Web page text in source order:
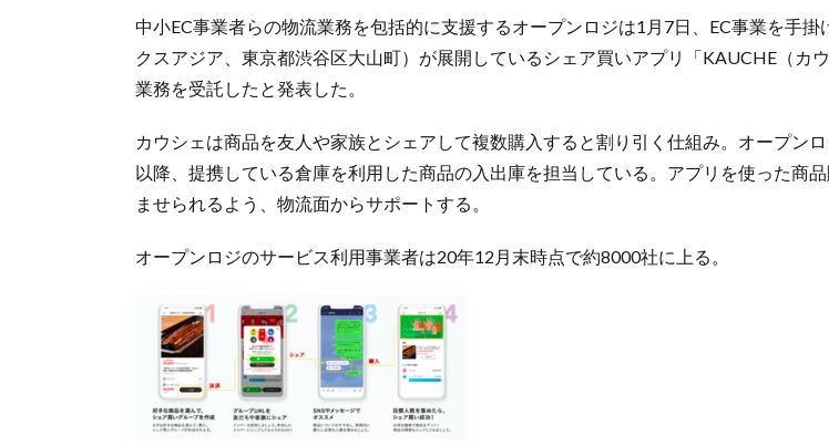
中小EC事業者らの物流業務を包括的に支援するオープンロジは1月7日、EC事業を手掛
クスアジア、東京都渋谷区大山町）が展開しているシェア買いアプリ「KAUCHE（カ
業務を受託したと発表した。
カウシェは商品を友人や家族とシェアして複数購入すると割り引く仕組み。オープン
以降、提携している倉庫を利用した商品の入出庫を担当している。アプリを使った商
ませられるよう、物流面からサポートする。
オープンロジのサービス利用事業者は20年12月末時点で約8000社に上る。